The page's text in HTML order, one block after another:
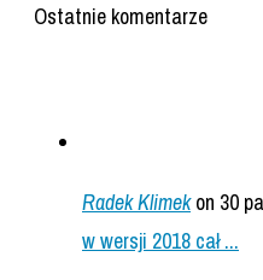
Ostatnie komentarze
Radek Klimek on 30
w wersji 2018 cał ...